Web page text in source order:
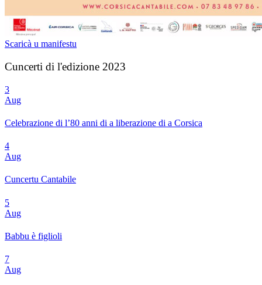
Scaricà u manifestu
Cuncerti di l'edizione 2023
3
Aug
Celebrazione di l’80 anni di a liberazione di a Corsica
4
Aug
Cuncertu Cantabile
5
Aug
Babbu è figlioli
7
Aug